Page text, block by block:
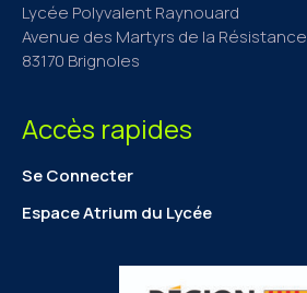
Lycée Polyvalent Raynouard
Avenue des Martyrs de la Résistance
83170 Brignoles
Accès rapides
Se Connecter
Espace Atrium du Lycée